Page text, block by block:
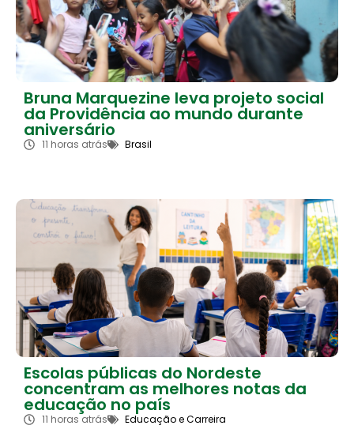
Bruna Marquezine leva projeto social
da Providência ao mundo durante
aniversário
11 horas atrás Brasil
Escolas públicas do Nordeste
concentram as melhores notas da
educação no país
11 horas atrás Educação e Carreira